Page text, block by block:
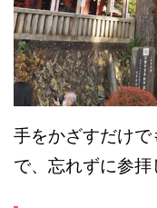
手をかざすだけ
で、 忘れずに参拝